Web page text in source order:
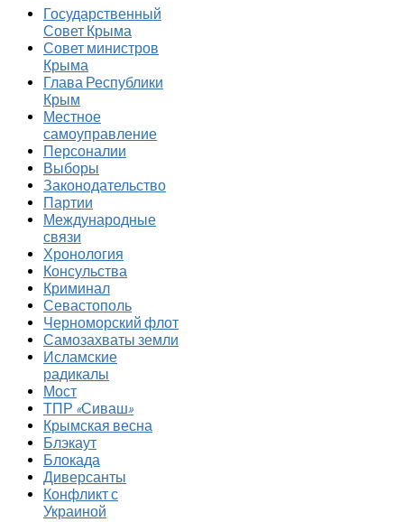
Государственный
Совет Крыма
Совет министров
Крыма
Глава Республики
Крым
Местное
самоуправление
Персоналии
Выборы
Законодательство
Партии
Международные
связи
Хронология
Консульства
Криминал
Севастополь
Черноморский флот
Самозахваты земли
Исламские
радикалы
Мост
ТПР «Сиваш»
Крымская весна
Блэкаут
Блокада
Диверсанты
Конфликт с
Украиной